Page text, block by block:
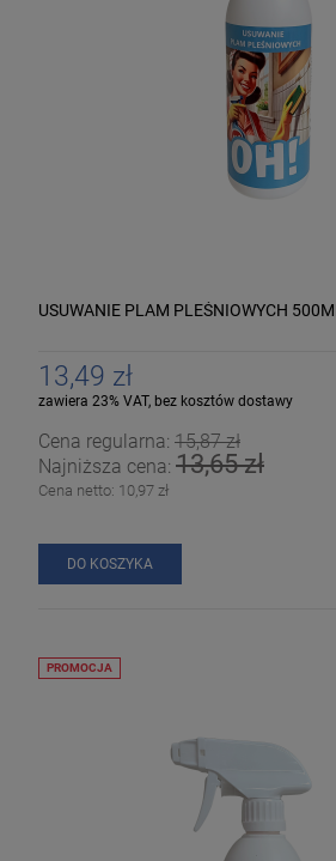
USUWANIE PLAM PLEŚNIOWYCH
13,49 zł
zawiera 23% VAT, bez kosztów dostawy
Cena regularna: 15,87 zł
Najniższa cena: 13,65 zł
Cena netto: 10,97 zł
DO KOSZYKA
PROMOCJA